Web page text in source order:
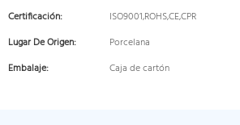
Certificación:
ISO9001,ROHS,CE,CPR
Lugar De Origen:
Porcelana
Embalaje:
Caja de cartón